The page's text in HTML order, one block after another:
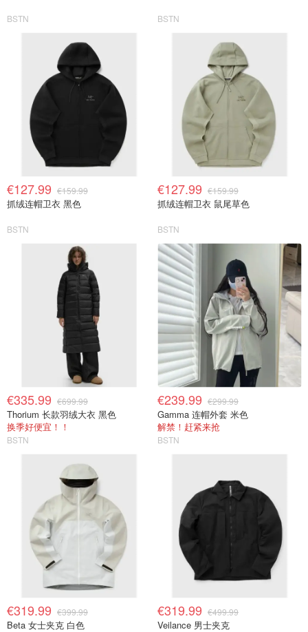
BSTN BSTN
€127.99 €159.99
抓绒连帽卫衣 黑色
BSTN
€127.99 €159.99
抓绒连帽卫衣 鼠尾草色
BSTN
€335.99 €699.99
Thorium 长款羽绒大衣 黑色
换季好便宜！！
BSTN
€239.99 €299.99
Gamma 连帽外套 米色
解禁！赶紧来抢
BSTN
€319.99 €399.99
Beta 女士夹克 白色
€319.99 €499.99
Veilance 男士夹克